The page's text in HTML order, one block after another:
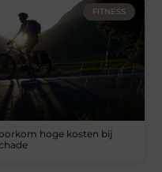
FITNESS
hoge kosten bij